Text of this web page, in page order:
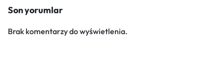
Son yorumlar
Brak komentarzy do wyświetlenia.